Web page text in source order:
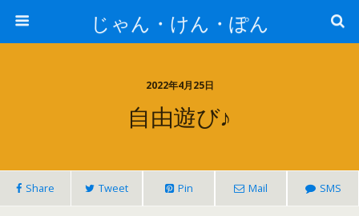
じゃん・けん・ぽん
2022年4月25日
自由遊び♪
Share Tweet Pin Mail SMS